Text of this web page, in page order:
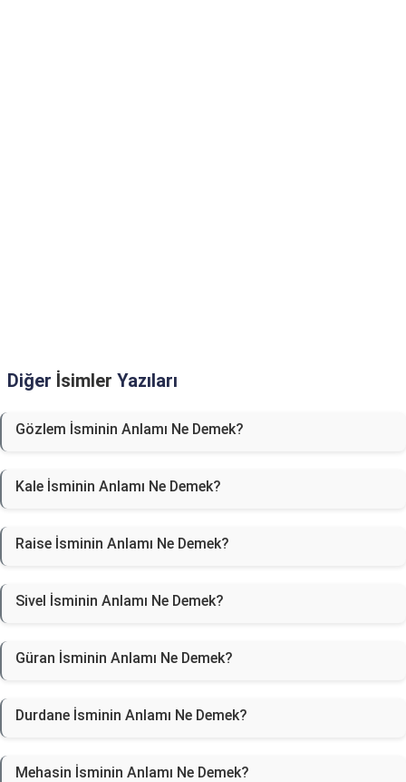
Diğer İsimler Yazıları
Gözlem İsminin Anlamı Ne Demek?
Kale İsminin Anlamı Ne Demek?
Raise İsminin Anlamı Ne Demek?
Sivel İsminin Anlamı Ne Demek?
Güran İsminin Anlamı Ne Demek?
Durdane İsminin Anlamı Ne Demek?
Mehasin İsminin Anlamı Ne Demek?